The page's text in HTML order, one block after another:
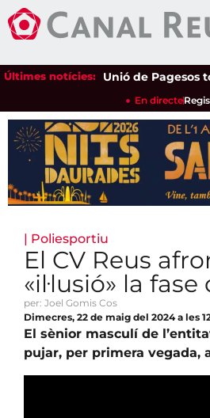
Últimes notícies:Unió de Pagesos
En directe
| Poliesportiu
El CV Reus
«il·lusió» la fase
per: Joel Gomis Cos
Dimecres, 22 de maig del 2024 a les
El sènior masculí de
pujar, per primera vegada,